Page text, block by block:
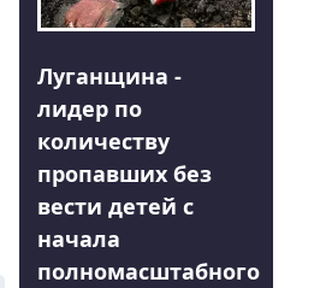
Луганщина -
лидер по
количеству
пропавших без
вести детей с
начала
полномасштабного